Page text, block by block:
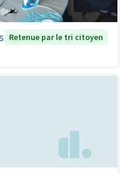
Retenue par le tri citoyen